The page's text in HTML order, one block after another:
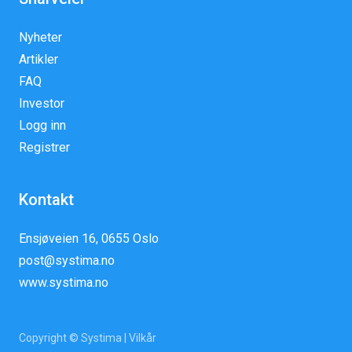
Nyheter
Artikler
FAQ
Investor
Logg inn
Registrer
Kontakt
Ensjøveien 16, 0655 Oslo
post@systima.no
www.systima.no
Copyright © Systima | Vilkår